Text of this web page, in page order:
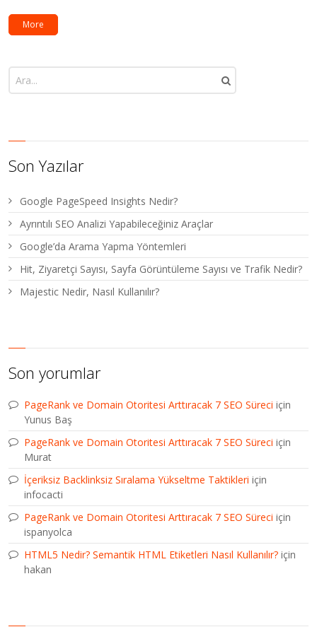
More
Son Yazılar
Google PageSpeed Insights Nedir?
Ayrıntılı SEO Analizi Yapabileceğiniz Araçlar
Google’da Arama Yapma Yöntemleri
Hit, Ziyaretçi Sayısı, Sayfa Görüntüleme Sayısı ve Trafik Nedir?
Majestic Nedir, Nasıl Kullanılır?
Son yorumlar
PageRank ve Domain Otoritesi Arttıracak 7 SEO Süreci için
Yunus Baş
PageRank ve Domain Otoritesi Arttıracak 7 SEO Süreci için
Murat
İçeriksiz Backlinksiz Sıralama Yükseltme Taktikleri için
infocacti
PageRank ve Domain Otoritesi Arttıracak 7 SEO Süreci için
ispanyolca
HTML5 Nedir? Semantik HTML Etiketleri Nasıl Kullanılır? için
hakan